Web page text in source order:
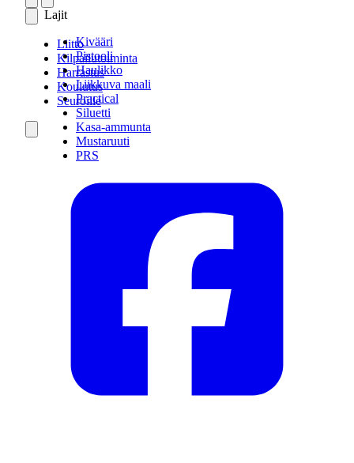
Lajit
Kivääri
Pistooli
Haulikko
Liikkuva maali
Practical
Siluetti
Kasa-ammunta
Mustaruuti
PRS
Liitto
Kilpailutoiminta
Harrastus
Koulutus
Seuroille